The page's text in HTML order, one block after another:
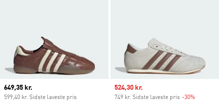
Current price
649,35 kr.
599,40 kr. Sidste laveste pris
Sale price
524,30 kr.
749 kr. Sidste laveste pris -30%